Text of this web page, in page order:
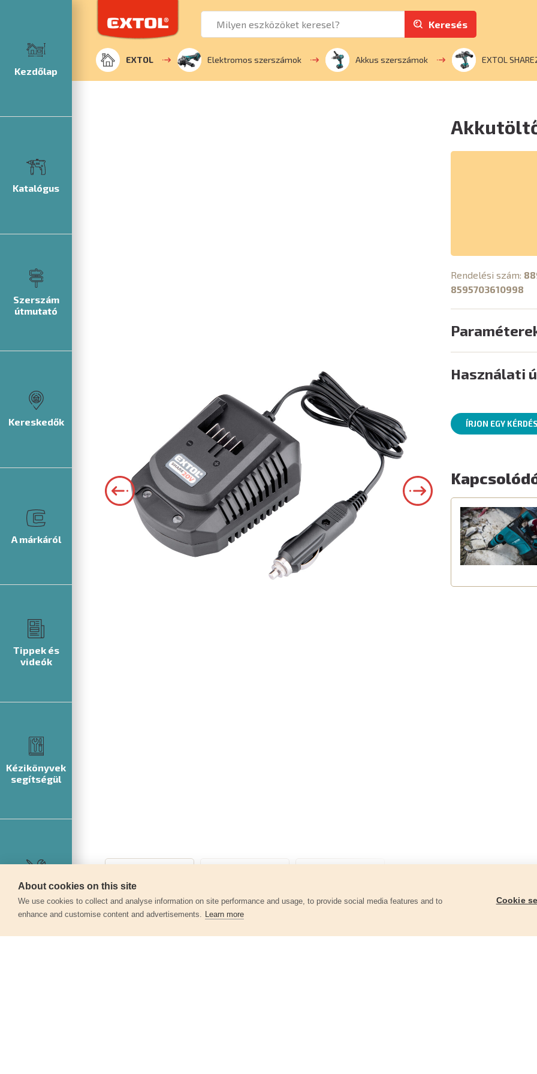
Kezdőlap
Katalógus
Szerszám
útmutató
Kereskedők
A márkáról
Tippek és
videók
Kézikönyvek
segítségül
Szerviz
Keresés
EXTOL Elektromos szerszámok Akkus szerszámok EXTOL
Rendelési szám:
8595703610998
Használati
ÍRJON EGY
About cookies on this site
We use cookies to collect and analyse information on site performance and usage, to provide social media features and to
enhance and customise content and advertisements. Learn more
Cookie